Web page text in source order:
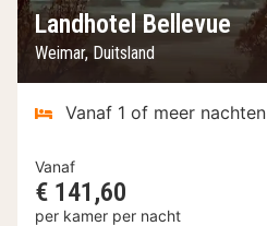
Landhotel Bellevue
Weimar, Duitsland
Vanaf 1 of meer nachten
Vanaf
€ 141,60
per kamer per nacht